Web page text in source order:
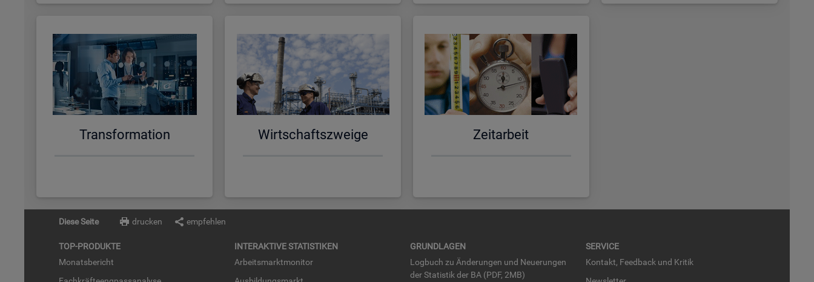
Trans­for­ma­ti­on Wirt­schafts­zwei­ge Zeit­ar­beit
Diese Seite drucken empfehlen
TOP-PRO­DUK­TE
Mo­nats­be­richt
IN­TER­AK­TI­VE STA­TIS­TI­KEN
Ar­beits­markt­mo­ni­tor
GRUND­LA­GEN
Log­buch zu Än­de­run­gen und Neue­run­gen
der Sta­tis­tik der BA (PDF, 2MB)
SER­VICE
Kon­takt, Feed­back und Kri­tik